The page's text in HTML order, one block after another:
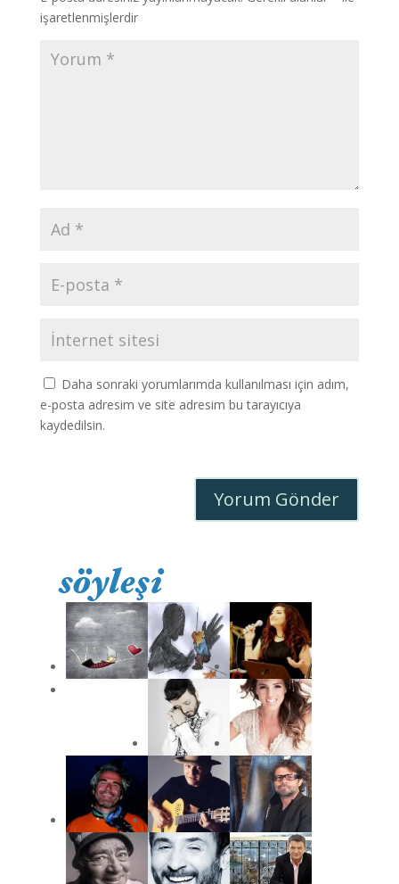
işaretlenmişlerdir
Daha sonraki yorumlarımda kullanılması için adım,
e-posta adresim ve site adresim bu tarayıcıya
kaydedilsin.